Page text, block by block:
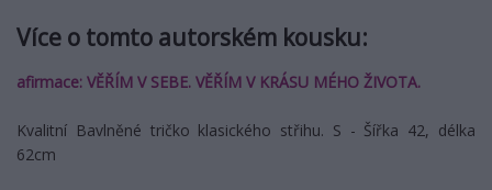
Více o tomto autorském kousku:
afirmace: VĚŘÍM V SEBE. VĚŘÍM V KRÁSU MÉHO ŽIVOTA.
Kvalitní Bavlněné tričko klasického střihu. S - Šířka 42, délka
62cm